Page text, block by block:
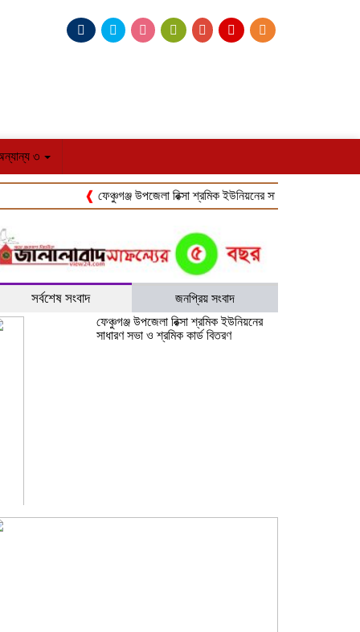
৩
ফেঞ্চুগঞ্জ উপজেলা রিক্সা শ্রমিক ইউনিয়নের সাধারণ সভা ও শ্রমিক কার্ড
সর্বশেষ সংবাদ
জনপ্রিয় সংবাদ
ফেঞ্চুগঞ্জ উপজেলা রিক্সা শ্রমিক ইউনিয়নের
সাধারণ সভা ও শ্রমিক কার্ড বিতরণ